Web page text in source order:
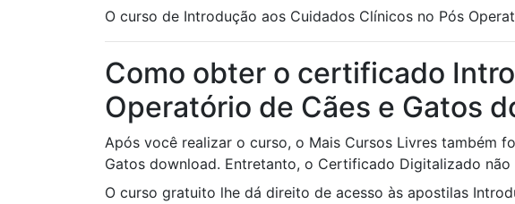
O curso de Introdução aos Cuidados Clínicos no Pós
Como obter o certificado
Operatório de Cães e Gatos
Após você realizar o curso, o Mais Cursos Livres também
Gatos download. Entretanto, o Certificado Digitalizado não
O curso gratuito lhe dá direito de acesso às apostilas